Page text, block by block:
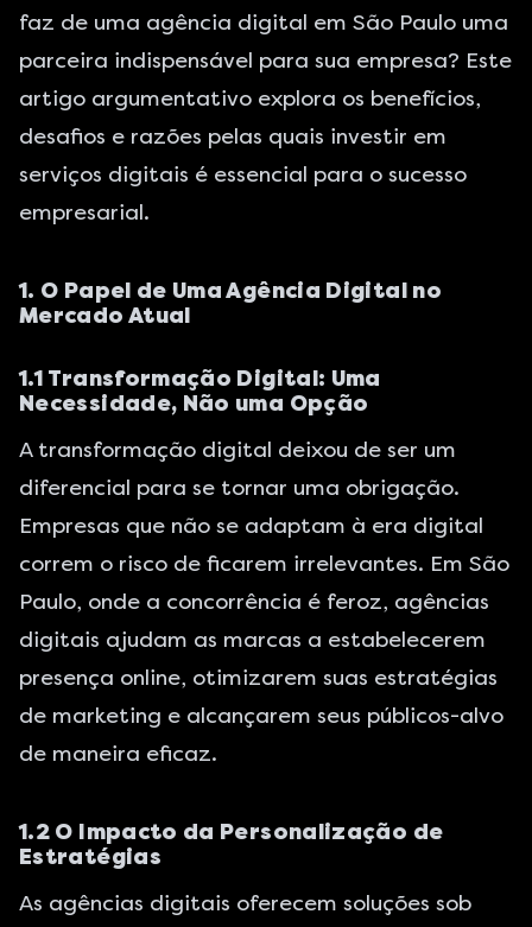
faz de uma agência digital em São Paulo uma
parceira indispensável para sua empresa? Este
artigo argumentativo explora os benefícios,
desafios e razões pelas quais investir em
serviços digitais é essencial para o sucesso
empresarial.
1. O Papel de Uma Agência Digital no
Mercado Atual
1.1 Transformação Digital: Uma
Necessidade, Não uma Opção
A transformação digital deixou de ser um
diferencial para se tornar uma obrigação.
Empresas que não se adaptam à era digital
correm o risco de ficarem irrelevantes. Em São
Paulo, onde a concorrência é feroz, agências
digitais ajudam as marcas a estabelecerem
presença online, otimizarem suas estratégias
de marketing e alcançarem seus públicos-alvo
de maneira eficaz.
1.2 O Impacto da Personalização de
Estratégias
As agências digitais oferecem soluções sob